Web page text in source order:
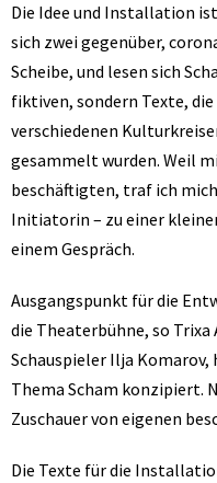
Die Idee und Installation
sich zwei gegenüber,
Scheibe, und lesen sich
fiktiven, sondern Texte,
verschiedenen
gesammelt wurden. Weil
beschäftigten, traf ich
Initiatorin – zu einer
einem Gespräch.
Ausgangspunkt für die
die Theaterbühne, so
Schauspieler Ilja
Thema Scham konzipiert.
Zuschauer von eigenen
Die Texte für die